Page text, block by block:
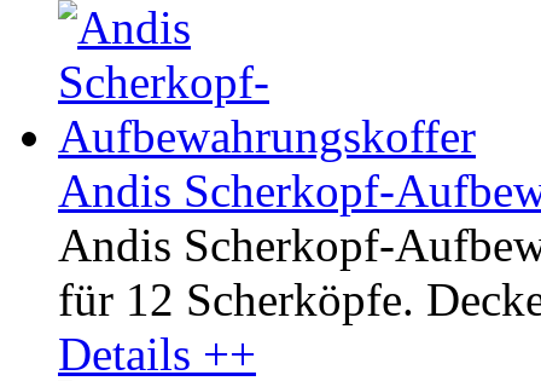
Andis Scherkopf-
Andis Scherkopf-
für 12 Scherköpfe.
Details ++